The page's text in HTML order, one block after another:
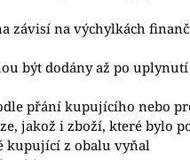
závisí na výchylkách
být dodány až po
přání kupujícího nebo
jakož i zboží, které bylo
kupující z obalu vyňal